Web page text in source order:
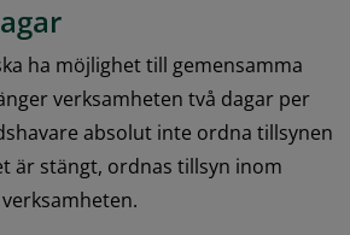
ha möjlighet till gemensamma
verksamheten två dagar per
absolut inte ordna tillsynen
är stängt, ordnas tillsyn inom